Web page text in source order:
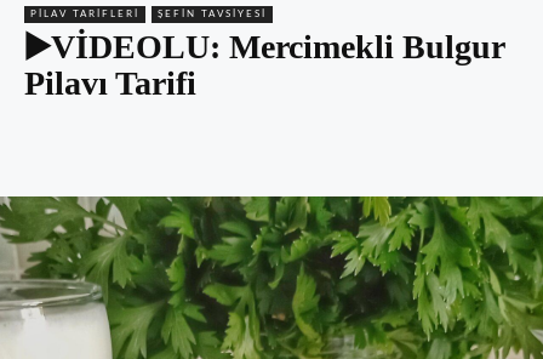
PILAV TARIFLERI ŞEFIN TAVSIYESI
▶️VİDEOLU: Mercimekli Bulgur
Pilavı Tarifi